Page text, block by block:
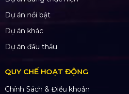
Dự án nổi bật
Dự án khác
Dự án đấu thầu
QUY CHẾ HOẠT ĐỘNG
Chính Sách & Điều khoản